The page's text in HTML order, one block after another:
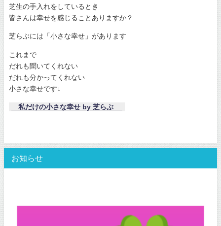
芝生の手入れをしているとき
皆さんは幸せを感じることありますか？
芝らぶには「小さな幸せ」があります
これまで
だれも聞いてくれない
だれも分かってくれない
小さな幸せです↓
私だけの小さな幸せ by 芝らぶ
お知らせ